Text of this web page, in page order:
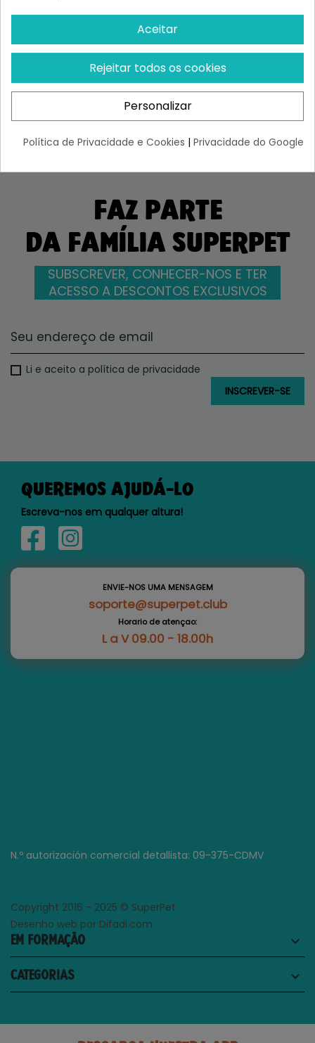
NATUREXTRA
Queso Con Kéfir
¡Últimas produtos!
ARQUIVET
Arquivet Snack Para
Perros Chips De Pato
¡Últimas produtos!
FAZ PARTE
DA FAMÍLIA SUPERPET
SUBSCREVER, CONHECER-NOS E TER
ACESSO A DESCONTOS EXCLUSIVOS
Li e aceito a política de privacidade
QUEREMOS AJUDÁ-LO
Escreva-nos em qualquer altura!
ENVIE-NOS UMA MENSAGEM
soporte@superpet.club
Horario de atençao:
L a V 09.00 - 18.00h
N.º autorización comercial detallista: 09-375-CDMV
Copyright 2016 - 2025 © SuperPet
Desenho web por Difadi.com
EM FORMAÇÃO keyboard_arrow_down
CATEGORIAS keyboard_arrow_down
Aceitar
Rejeitar todos os cookies
Personalizar
Política de Privacidade e Cookies | Privacidade do Google